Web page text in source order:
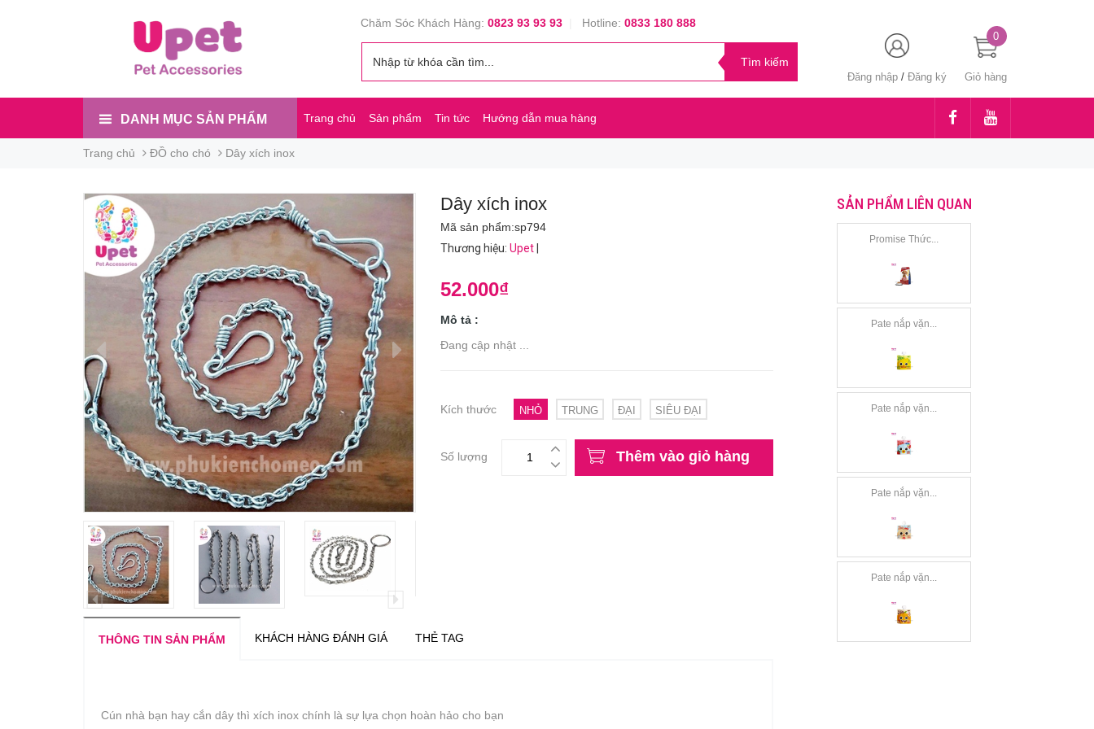
Chăm Sóc Khách Hàng: 0823 93 93 93| Hotline: 0833 180 888
Đăng nhập / Đăng ký Giỏ hàng
0
DANH MỤC SẢN PHẨM Trang chủ Sản phẩm Tin tức Hướng dẫn mua hàng
Trang chủ ĐỒ cho chó Dây xích inox
Dây xích inox
Mã sản phẩm:sp794
Thương hiệu: Upet
52.000₫
Mô tả :
Đang cập nhật ...
Kích thước NHỎ TRUNG ĐẠI SIÊU ĐẠI
Số lượng Thêm vào giỏ hàng
THÔNG TIN SẢN PHẨM KHÁCH HÀNG ĐÁNH GIÁ THẺ TAG
Cún nhà bạn hay cắn dây thì xích inox chính là sự lựa chọn hoàn hảo cho bạn
SẢN PHẨM LIÊN QUAN
Promise Thức...
Pate nắp vặn...
Pate nắp vặn...
Pate nắp vặn...
Pate nắp vặn...